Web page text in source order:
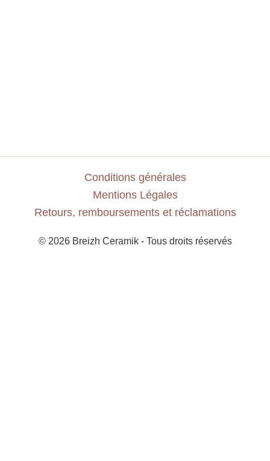
Conditions générales
Mentions Légales
Retours, remboursements et réclamations
© 2026 Breizh Ceramik - Tous droits réservés